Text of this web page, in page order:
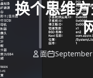
换个思维
面